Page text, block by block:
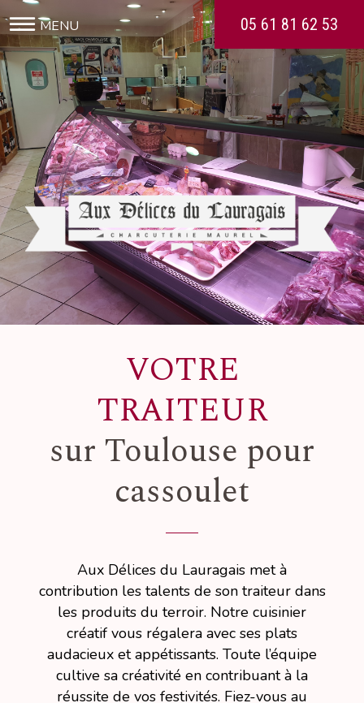
05 61 81 62 53
VOTRE
TRAITEUR
sur Toulouse pour
cassoulet
Aux Délices du Lauragais met à
contribution les talents de son traiteur dans
les produits du terroir. Notre cuisinier
créatif vous régalera avec ses plats
audacieux et appétissants. Toute l’équipe
cultive sa créativité en contribuant à la
réussite de vos festivités. Fiez-vous au